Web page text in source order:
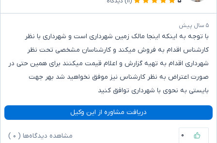
۵ سال پیش
با توجه به اینکه اینجا مالک زمین شهرداری است و شهرداری با نظر
کارشناس اقدام به فروش میکند و کارشناسان مشخصی تحت نظر
شهرداری اقدام به تهیه گزارش و اعلام قیمت میکنند برای همین حتی در
صورت اعتراض به نظر کارشناس نیز موفق نخواهید شد بهر جهت
بایستی به نحوی با شهرداری توافق کنید
دریافت مشاوره از این وکیل
۰ مشاهده دیدگاه‌ها ( ۰